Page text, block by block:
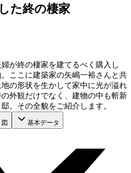
た終の棲家
が終の棲家を建てるべく購入し
ここに建築家の矢嶋一裕さんと共
の形状を生かして家中に光が溢れ
外観だけでなく、建物の中も斬新
。その全貌をご紹介します。
基本データ